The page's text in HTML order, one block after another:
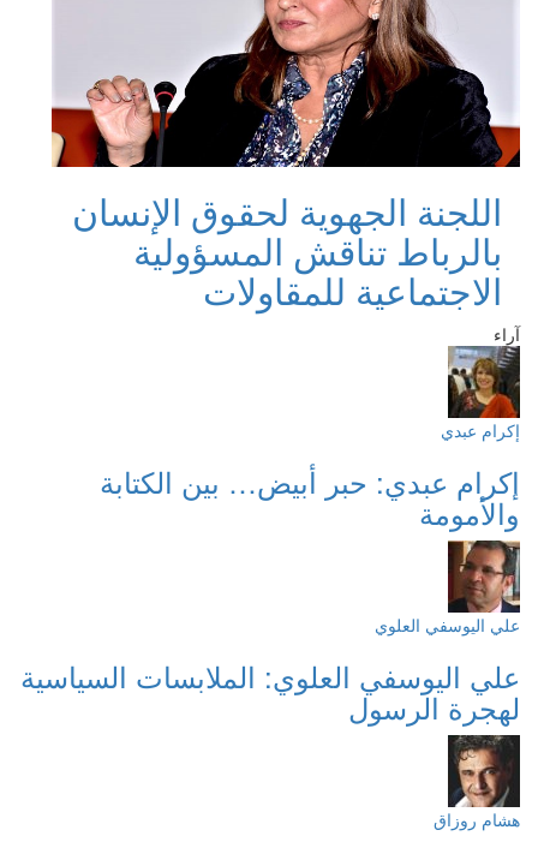
اللجنة الجهوية لحقوق الإنسان
بالرباط تناقش المسؤولية
الاجتماعية للمقاولات
آراء
إكرام عبدي
إكرام عبدي: حبر أبيض… بين الكتابة
والأمومة
علي اليوسفي العلوي
علي اليوسفي العلوي: الملابسات السياسية
لهجرة الرسول
هشام روزاق